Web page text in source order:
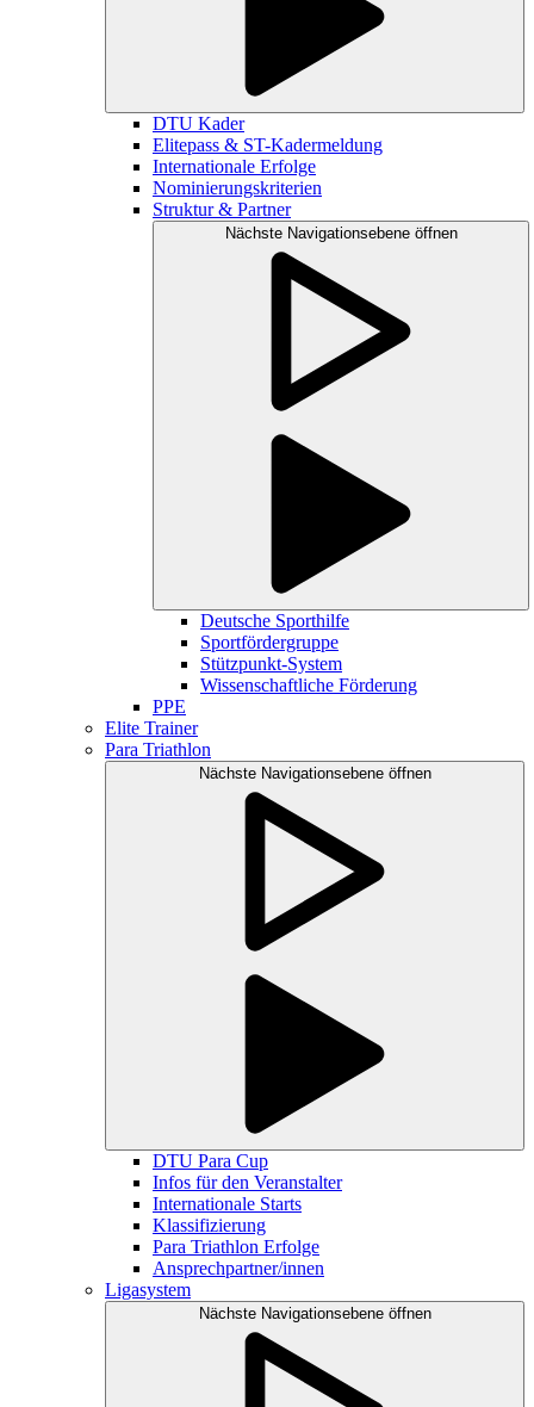
DTU Kader
Elitepass & ST-Kadermeldung
Internationale Erfolge
Nominierungskriterien
Struktur & Partner
Nächste Navigationsebene öffnen
Deutsche Sporthilfe
Sportfördergruppe
Stützpunkt-System
Wissenschaftliche Förderung
PPE
Elite Trainer
Para Triathlon
Nächste Navigationsebene öffnen
DTU Para Cup
Infos für den Veranstalter
Internationale Starts
Klassifizierung
Para Triathlon Erfolge
Ansprechpartner/innen
Ligasystem
Nächste Navigationsebene öffnen